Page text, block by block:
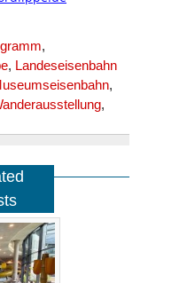
,
, Landeseisenbahn
,
,